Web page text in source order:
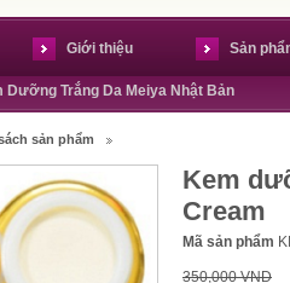
Giới thiệu Sản
Dưỡng Trắng Da Meiya Nhật Bản
sản phẩm
Kem
Cream
Mã sản phẩm
350,000 VND